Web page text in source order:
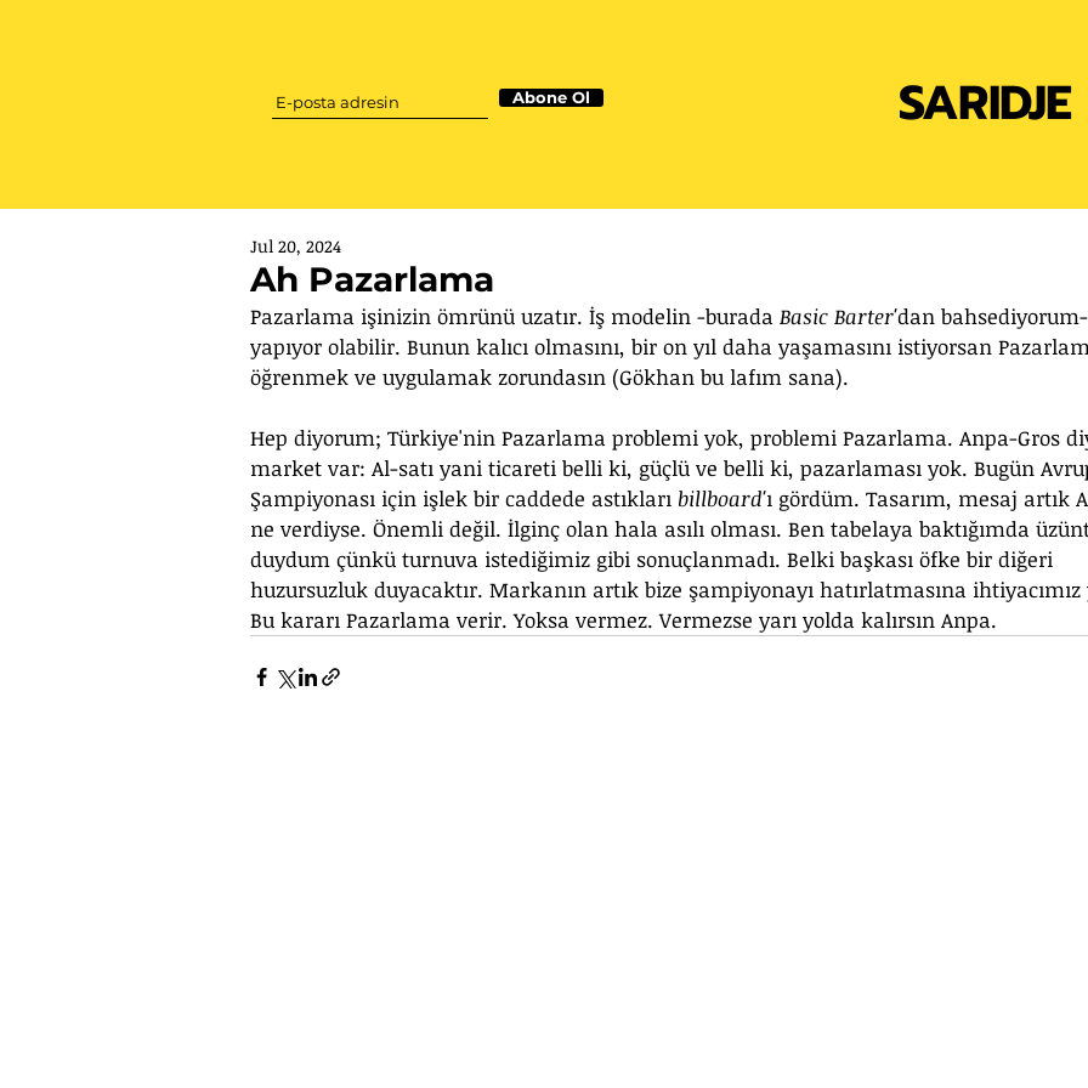
Abone Ol SARIDJE
Ah Pazarlama
Jul 20, 2024
Pazarlama işinizin ömrünü uzatır. İş modelin -burada Basic Barter'dan
yapıyor olabilir. Bunun kalıcı olmasını, bir on yıl daha yaşamasını istiyorsan
öğrenmek ve uygulamak zorundasın (Gökhan bu lafım sana).
Hep diyorum; Türkiye'nin Pazarlama problemi yok, problemi Pazarlama. Anpa-Gros
market var: Al-satı yani ticareti belli ki, güçlü ve belli ki, pazarlaması yok. Bugün
Şampiyonası için işlek bir caddede astıkları billboard'ı gördüm. Tasarım, mesaj artık
ne verdiyse. Önemli değil. İlginç olan hala asılı olması. Ben tabelaya baktığımda
duydum çünkü turnuva istediğimiz gibi sonuçlanmadı. Belki başkası öfke bir diğeri
huzursuzluk duyacaktır. Markanın artık bize şampiyonayı hatırlatmasına
Bu kararı Pazarlama verir. Yoksa vermez. Vermezse yarı yolda kalırsın Anpa.